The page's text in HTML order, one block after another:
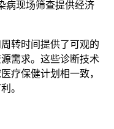
病现场筛查提供经济
转时间提供了可观的
需求。这些诊断技术
疗保健计划相一致，
。